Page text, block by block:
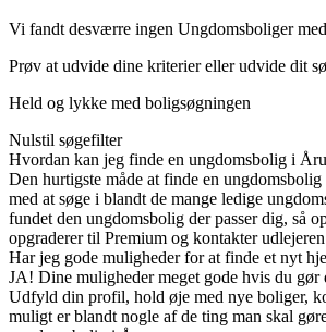
Vi fandt desværre ingen Ungdomsboliger
Prøv at udvide dine kriterier eller udvide dit
Held og lykke med boligsøgningen
Nulstil søgefilter
Hvordan kan jeg finde en ungdomsbolig i
Den hurtigste måde at finde en
med at søge i blandt de mange ledige
fundet den ungdomsbolig der passer dig, så
opgraderer til Premium og kontakter
Har jeg gode muligheder for at finde et nyt
JA! Dine muligheder meget gode hvis du gør
Udfyld din profil, hold øje med nye boliger,
muligt er blandt nogle af de ting man skal